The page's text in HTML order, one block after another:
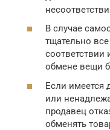
В случае
тщательно
соответствии
обмене вещи
Если имеется
или
продавец
обменять